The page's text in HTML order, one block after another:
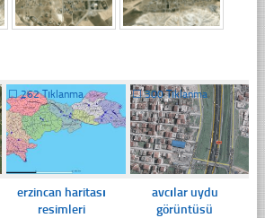
☐262 Tıklanma
erzincan haritası
resimleri
☐300 Tıklanma
avcılar uydu
görüntüsü